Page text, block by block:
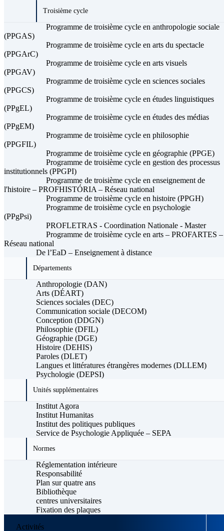
Troisième cycle
Programme de troisième cycle en anthropologie sociale
(PPGAS)
Programme de troisième cycle en arts du spectacle
(PPGArC)
Programme de troisième cycle en arts visuels
(PPGAV)
Programme de troisième cycle en sciences sociales
(PPGCS)
Programme de troisième cycle en études linguistiques
(PPgEL)
Programme de troisième cycle en études des médias
(PPgEM)
Programme de troisième cycle en philosophie
(PPGFIL)
Programme de troisième cycle en géographie (PPGE)
Programme de troisième cycle en gestion des processus
institutionnels (PPGPI)
Programme de troisième cycle en enseignement de
l'histoire – PROFHISTÓRIA – Réseau national
Programme de troisième cycle en histoire (PPGH)
Programme de troisième cycle en psychologie
(PPgPsi)
PROFLETRAS - Coordination Nationale - Master
Programme de troisième cycle en arts – PROFARTES –
Réseau national
De l’EaD – Enseignement à distance
Départements
Anthropologie (DAN)
Arts (DÉART)
Sciences sociales (DEC)
Communication sociale (DECOM)
Conception (DDGN)
Philosophie (DFIL)
Géographie (DGE)
Histoire (DEHIS)
Paroles (DLET)
Langues et littératures étrangères modernes (DLLEM)
Psychologie (DEPSI)
Unités supplémentaires
Institut Agora
Institut Humanitas
Institut des politiques publiques
Service de Psychologie Appliquée – SEPA
Normes
Réglementation intérieure
Responsabilité
Plan sur quatre ans
Bibliothèque
centres universitaires
Fixation des plaques
Activités